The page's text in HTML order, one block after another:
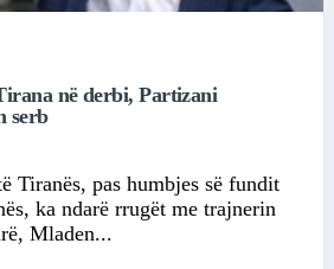
në derbi, Partizani
serb
Tiranës, pas humbjes së fundit
ka ndarë rrugët me trajnerin
Mladen...